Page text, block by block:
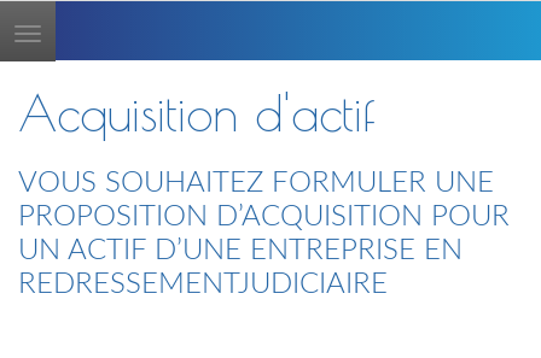
Toggle
navigation
Acquisition d'actif
VOUS SOUHAITEZ FORMULER UNE
PROPOSITION D’ACQUISITION POUR
UN ACTIF D’UNE ENTREPRISE EN
REDRESSEMENTJUDICIAIRE